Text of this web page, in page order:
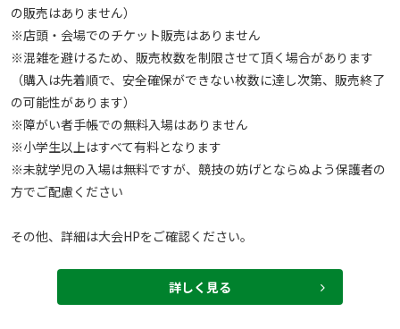
の販売はありません）
※店頭・会場でのチケット販売はありません
※混雑を避けるため、販売枚数を制限させて頂く場合があります
（購入は先着順で、安全確保ができない枚数に達し次第、販売終了
の可能性があります）
※障がい者手帳での無料入場はありません
※小学生以上はすべて有料となります
※未就学児の入場は無料ですが、競技の妨げとならぬよう保護者の
方でご配慮ください
その他、詳細は大会HPをご確認ください。
詳しく見る